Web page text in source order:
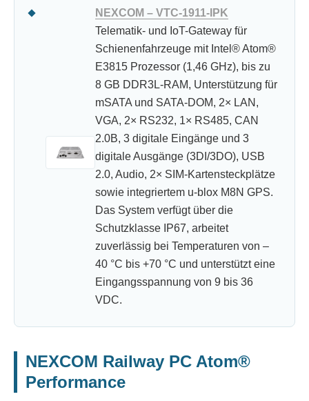
NEXCOM – VTC-1911-IPK
Telematik- und IoT-Gateway für
Schienenfahrzeuge mit Intel® Atom®
E3815 Prozessor (1,46 GHz), bis zu
8 GB DDR3L-RAM, Unterstützung für
mSATA und SATA-DOM, 2× LAN,
VGA, 2× RS232, 1× RS485, CAN
2.0B, 3 digitale Eingänge und 3
digitale Ausgänge (3DI/3DO), USB
2.0, Audio, 2× SIM-Kartensteckplätze
sowie integriertem u-blox M8N GPS.
Das System verfügt über die
Schutzklasse IP67, arbeitet
zuverlässig bei Temperaturen von –
40 °C bis +70 °C und unterstützt eine
Eingangsspannung von 9 bis 36
VDC.
NEXCOM Railway PC Atom®
Performance